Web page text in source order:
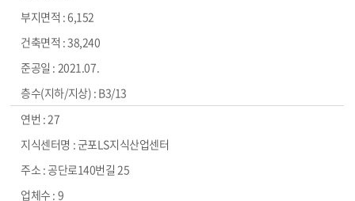
6,152
38,240
2021.07.
B3/13
27
군포LS지식산업센터
공단로140번길 25
9